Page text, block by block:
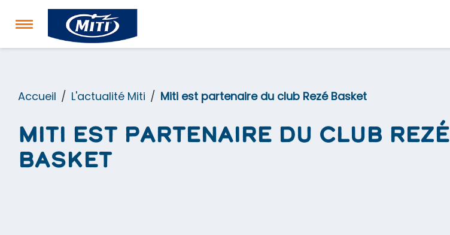
Accueil L'actualité Miti Miti est partenaire du club Rezé Basket
Miti est partenaire du club Rezé
Basket